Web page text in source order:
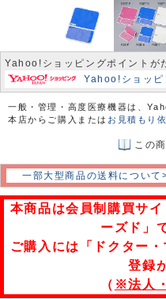
Yahoo!ショッピングポイントが
Yahoo!ショッピ
一般・管理・高度医療機器は、
本店からご購入または お見積もり
この
一部大型商品の送料について
本商品は会員制購買サ
ーズド」
ご購入には「ドクター
登録
（ ※法人